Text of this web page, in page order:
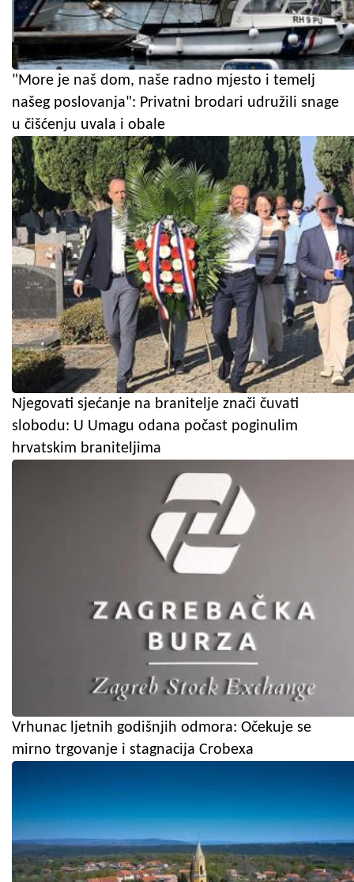
"More je naš dom, naše radno mjesto i temelj
našeg poslovanja": Privatni brodari udružili snage
u čišćenju uvala i obale
Njegovati sjećanje na branitelje znači čuvati
slobodu: U Umagu odana počast poginulim
hrvatskim braniteljima
Vrhunac ljetnih godišnjih odmora: Očekuje se
mirno trgovanje i stagnacija Crobexa